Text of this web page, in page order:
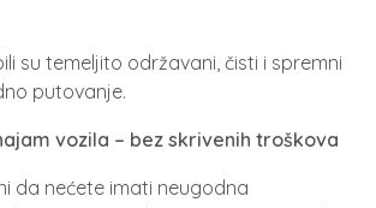
su temeljito održavani, čisti i spremni
putovanje.
vozila – bez skrivenih troškova
da nećete imati neugodna